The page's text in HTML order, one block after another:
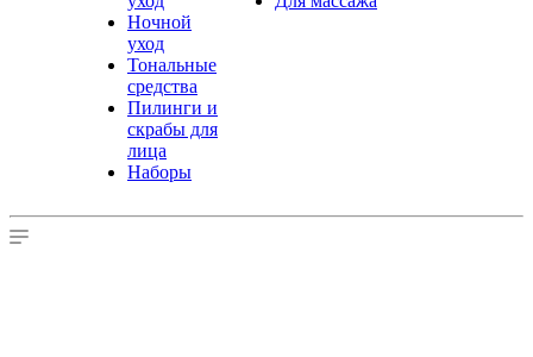
Ночной
уход
Тональные
средства
Пилинги и
скрабы для
лица
Наборы